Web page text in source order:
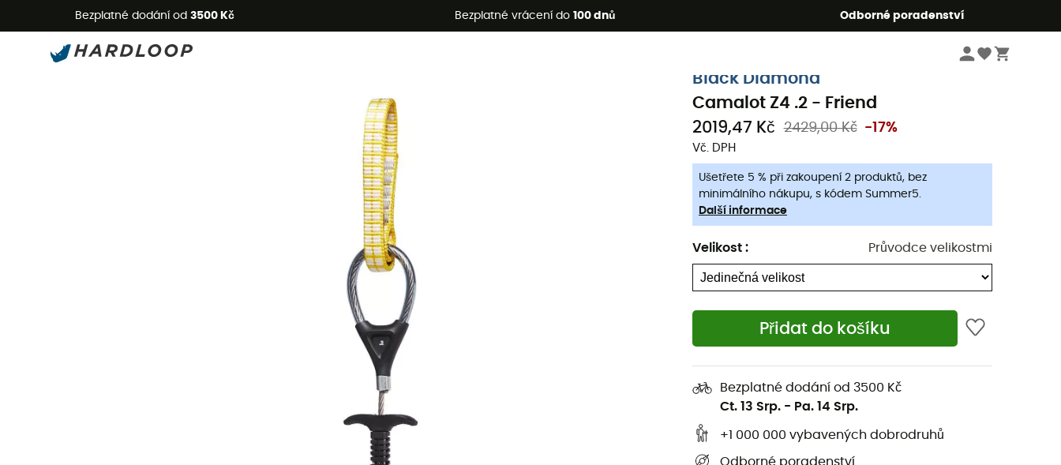
Bezplatné dodání od 3500 Kč Bezplatné vrácení do 100 dnů Odborné poradenství
Letní akce 🔥 -5 % EXTRA při nákupu 2 produktů* s kódem Summer5
Black Diamond
Camalot Z4 .2 - Friend
2019,47 Kč
2429,00 Kč -17%
Vč. DPH
Ušetřete 5 % při zakoupení 2 produktů, bez
minimálního nákupu, s kódem Summer5.
Další informace
Velikost : Průvodce velikostmi
Přidat do košíku
Bezplatné dodání od 3500 Kč
Ct. 13 Srp. - Pa. 14 Srp.
+1 000 000 vybavených dobrodruhů
Odborné poradenství